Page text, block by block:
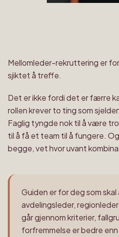
Mellomleder-rekruttering er
sjiktet å treffe.
Det er ikke fordi det er færre
rollen krever to ting som
Faglig tyngde nok til å være
til å få et team til å fungere.
begge, vet hvor uvant
Guiden er for deg som
avdelingsleder,
går gjennom kriterier,
forfremmelse er bedre